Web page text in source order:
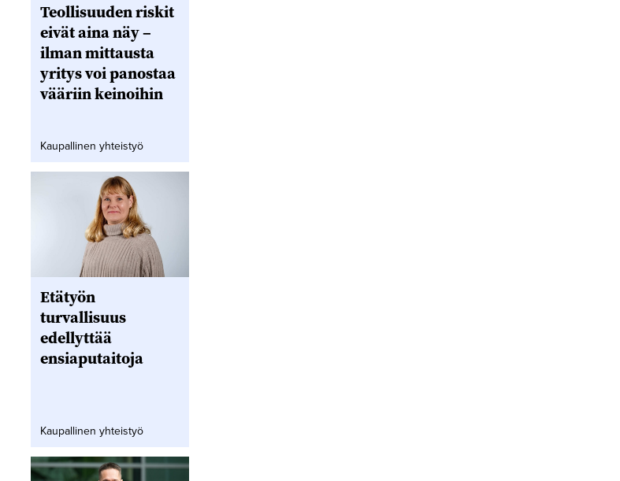
Teollisuuden riskit
eivät aina näy –
ilman mittausta
yritys voi panostaa
vääriin keinoihin
Kaupallinen yhteistyö
Etätyön
turvallisuus
edellyttää
ensiaputaitoja
Kaupallinen yhteistyö